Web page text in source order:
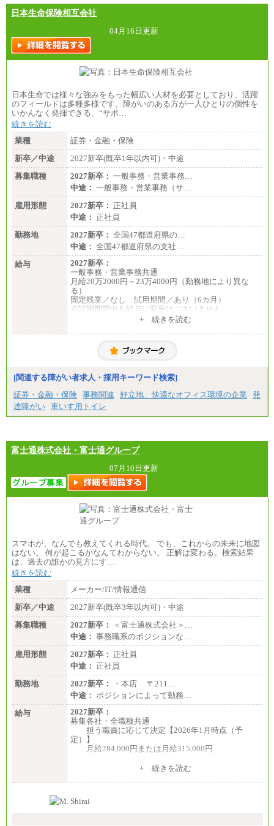
■（株）JTBグローバルマーケティング＆トラベル
訪日事業職 月給202,000～227,000円＋地域間調整
給
※詳細はJTBキャリアサイトよりご確認ください。
■(株)JTBビジネストランスフォーム
総合職 月給205,000～225,000円＋地域間調整給
※詳細はJTBキャリアサイトよりご確認ください。
■(株)JTBデータサービス ※2027年新卒募集終了
※詳細はJTBキャリアサイトよりご確認ください。
■I&Jデジタルイノベーション(株)
総合職 月給224,500～242,600円＋地域手当
※詳細はJTBキャリアサイトよりご確認ください。
＜有期社員コース＞
■(株)JTBビジネストランスフォーム
有期契約職 月給185,000～195,000円
※詳細はJTBキャリアサイトよりご確認ください。
■(株)JTBパブリッシング ※2027年新卒募集終了
総合職 月給241,000円
中途：
①月給227,000円以上
②月給212,000円以上
③月給172,500円以上
④月給23万円～37万円
⑤月給20万円～25万円
⑥月給33万円～48万円
⑦月給271,000円以上
⑧～⑮月給200,000円〜月給400,000円
⑯月給185,000円以上
⑱月給212,000円以上
以上
⑳月給205,000円以上
㉑月給185,000 円以上
㉒月給185,000 円以上
㉓月給224,500円以上
※全コース共通※ 能力・経験・勤務地などにより
日本生命保険相互会社
04月16日更新
日本生命では様々な強みをもった幅広い人材を必要としており、活躍
のフィールドは多種多様です。障がいのある方が一人ひとりの個性を
いかんなく発揮できる、“サポ…
続きを読む
業種
証券・金融・保険
新卒／中途
2027新卒(既卒1年以内可)・中途
募集職種
2027新卒： 一般事務・営業事務…
中途： 一般事務・営業事務（サ…
雇用形態
2027新卒： 正社員
中途： 正社員
勤務地
2027新卒： 全国47都道府県の…
中途： 全国47都道府県の支社…
給与
2027新卒：
一般事務・営業事務共通
月給20万2000円～23万4000円（勤務地により異な
る）
固定残業／なし 試用期間／あり（6カ月）
※試用期間中も給与に変更はございません
月給20万2000円～23万4000円（勤務地により異な
固定残業／なし 試用期間／あり（6か月）
+ 続きを読む
[関連する障がい者求人・採用キーワード検索]
証券・金融・保険 事務関連 好立地、快適なオフィス環境の企業
発
達障がい 車いす用トイレ
富士通株式会社・富士通グループ
07月10日更新
スマホが、なんでも教えてくれる時代。 でも、これからの未来に地図
はない。 何が起こるかなんてわからない。 正解は変わる。検索結果
は、過去の誰かの見方にす…
続きを読む
業種
メーカー/IT/情報通信
新卒／中途
2027新卒(既卒3年以内可)・中途
募集職種
2027新卒：
＜富士通株式会社＞…
中途： 事務職系のポジションな…
雇用形態
2027新卒： 正社員
中途： 正社員
勤務地
2027新卒：
・本店 〒211…
中途： ポジションによって勤務…
給与
2027新卒：
募集各社・全職種共通
担う職責に応じて決定【2026年1月時点（予
定）】
月給284,000円または月給315,000円
※入社後早期から、自律的な業務遂行が求めら
す。
い職責を担う方については、さらに高い金額を個別
+ 続きを読む